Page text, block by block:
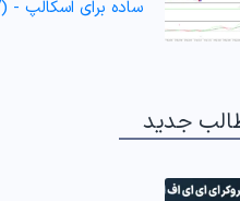
ساده برای اسکالپ - (IFX-ST217)📉
جدید